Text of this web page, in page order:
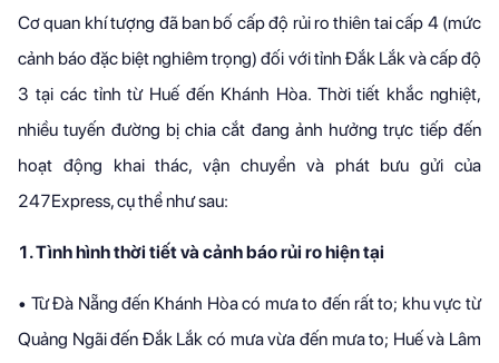
Cơ quan khí tượng đã ban bố cấp độ rủi ro thiên tai cấp 4 (mức
cảnh báo đặc biệt nghiêm trọng) đối với tỉnh Đắk Lắk và cấp độ
3 tại các tỉnh từ Huế đến Khánh Hòa. Thời tiết khắc nghiệt,
nhiều tuyến đường bị chia cắt đang ảnh hưởng trực tiếp đến
hoạt động khai thác, vận chuyển và phát bưu gửi của
247Express, cụ thể như sau:
1. Tình hình thời tiết và cảnh báo rủi ro hiện tại
• Từ Đà Nẵng đến Khánh Hòa có mưa to đến rất to; khu vực từ
Quảng Ngãi đến Đắk Lắk có mưa vừa đến mưa to; Huế và Lâm